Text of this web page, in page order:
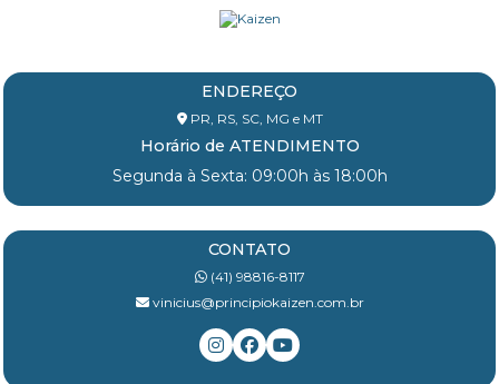
ENDEREÇO
PR, RS, SC, MG e MT
Horário de ATENDIMENTO
Segunda à Sexta: 09:00h às 18:00h
CONTATO
(41) 98816-8117
vinicius@principiokaizen.com.br